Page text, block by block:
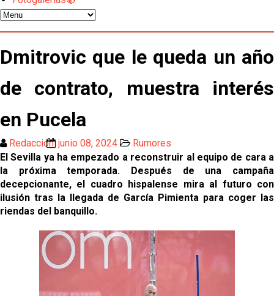
Sow muy cerca de cerrar su traspaso al Genoa
El Sevilla FC oficializa la cesión de Rafa Mir al Aris
de Salónica
Juanlu se marcha traspasado al Bournemouth
Emery quiere pescar en el Atleti , el Villareal ya
tiene nuevo portero y el Getafe mueve ficha... Las
últimas novedades del mercado de La Liga
Vargas y Sow se incorporan al grupo en la sesión
del martes
Odysseas Vlachodimos: “El objetivo es mejorar la
temporada pasada”
El Sevilla FC empieza a inscribir a los nuevos
fichajes
Dmitrovic que le queda un año
de contrato, muestra interés
en Pucela
Redacción junio 08, 2024
Rumores
El Sevilla ya ha empezado a reconstruir al equipo de cara a
la próxima temporada. Después de una campaña
decepcionante, el cuadro hispalense mira al futuro con
ilusión tras la llegada de García Pimienta para coger las
riendas del banquillo.